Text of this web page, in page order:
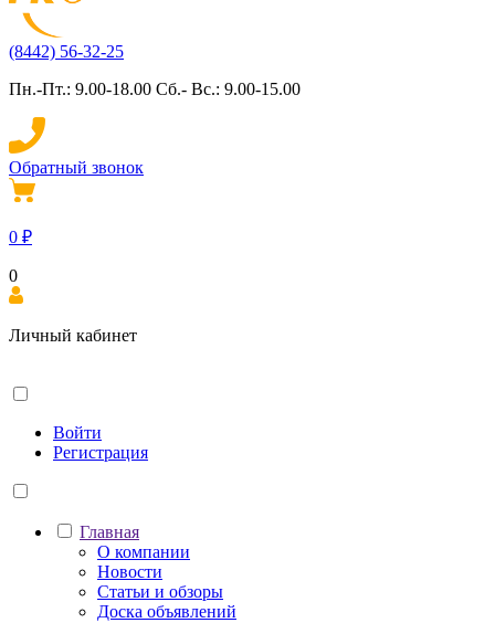
(8442) 56-32-25
Пн.-Пт.: 9.00-18.00 Сб.- Вс.: 9.00-15.00
Обратный звонок
0 ₽
0
Личный кабинет
Войти
Регистрация
Главная
О компании
Новости
Статьи и обзоры
Доска объявлений